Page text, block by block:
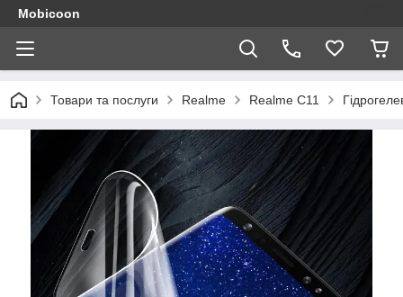
Mobicoon
Товари та послуги Realme Realme C11